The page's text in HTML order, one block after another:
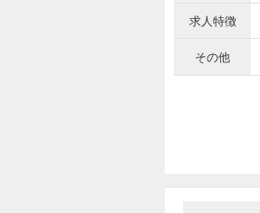
求人特徴
その他